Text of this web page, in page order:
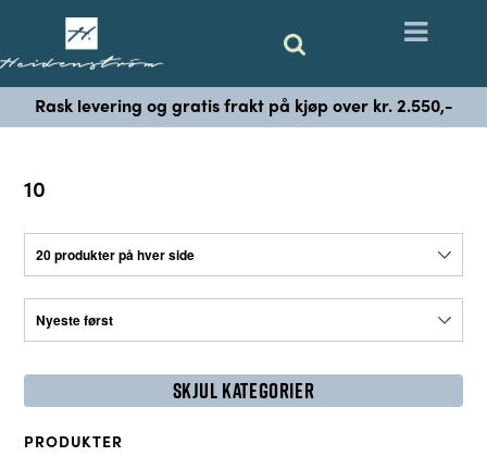
Rask levering og gratis frakt på kjøp over kr. 2.550,-
10
SKJUL KATEGORIER
PRODUKTER